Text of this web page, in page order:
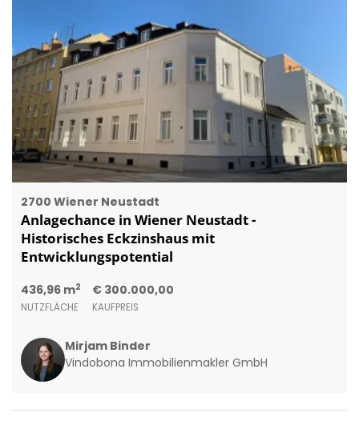
2700 Wiener Neustadt
Anlagechance in Wiener Neustadt -
Historisches Eckzinshaus mit
Entwicklungspotential
436,96 m2
NUTZFLÄCHE
€ 300.000,00
KAUFPREIS
Mirjam Binder
Vindobona Immobilienmakler GmbH